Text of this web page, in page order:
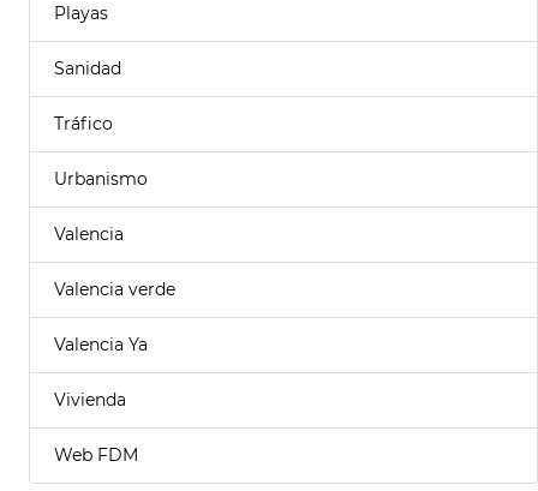
Playas
Sanidad
Tráfico
Urbanismo
Valencia
Valencia verde
Valencia Ya
Vivienda
Web FDM